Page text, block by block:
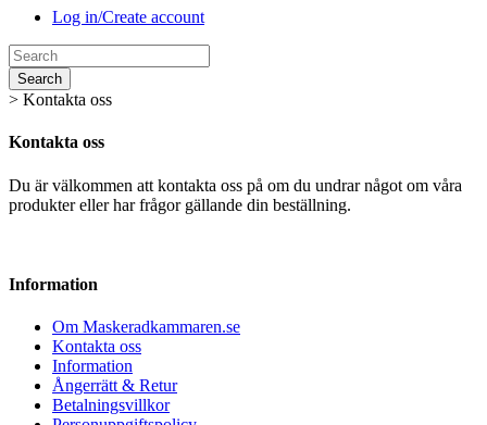
Log in/Create account
Search
> Kontakta oss
Kontakta oss
Du är välkommen att kontakta oss på om du undrar något om våra
produkter eller har frågor gällande din beställning.
Information
Om Maskeradkammaren.se
Kontakta oss
Information
Ångerrätt & Retur
Betalningsvillkor